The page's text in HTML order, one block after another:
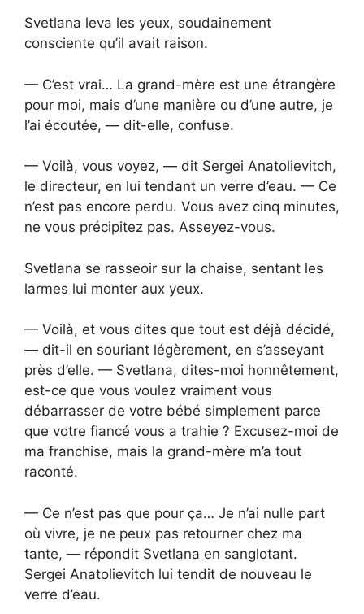
Svetlana leva les yeux, soudainement
consciente qu’il avait raison.
— C’est vrai… La grand-mère est une étrangère
pour moi, mais d’une manière ou d’une autre, je
l’ai écoutée, — dit-elle, confuse.
— Voilà, vous voyez, — dit Sergei Anatolievitch,
le directeur, en lui tendant un verre d’eau. — Ce
n’est pas encore perdu. Vous avez cinq minutes,
ne vous précipitez pas. Asseyez-vous.
Svetlana se rasseoir sur la chaise, sentant les
larmes lui monter aux yeux.
— Voilà, et vous dites que tout est déjà décidé,
— dit-il en souriant légèrement, en s’asseyant
près d’elle. — Svetlana, dites-moi honnêtement,
est-ce que vous voulez vraiment vous
débarrasser de votre bébé simplement parce
que votre fiancé vous a trahie ? Excusez-moi de
ma franchise, mais la grand-mère m’a tout
raconté.
— Ce n’est pas que pour ça… Je n’ai nulle part
où vivre, je ne peux pas retourner chez ma
tante, — répondit Svetlana en sanglotant.
Sergei Anatolievitch lui tendit de nouveau le
verre d’eau.